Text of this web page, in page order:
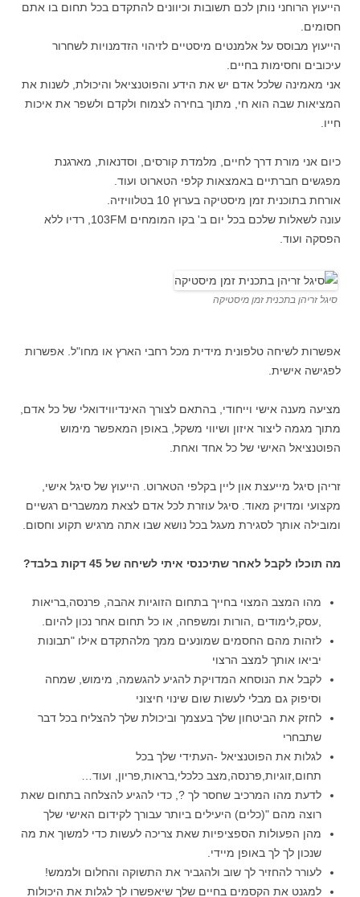
הייעוץ הרוחני נותן לכם תשובות וכיוונים להתקדם בכל תחום בו אתם
חסומים.
הייעוץ מבוסס על אלמנטים מיסטיים לזיהוי הזדמנויות לשחרור
עיכובים וחסימות בחיים.
אני מאמינה שלכל אדם יש את הידע והפוטנציאל והיכולת, לשנות את
המציאות שבה הוא חי, מתוך בחירה לצמוח ולקדם ולשפר את איכות
חייו.
כיום אני מורת דרך לחיים, מלמדת קורסים, וסדנאות, מארגנת
מפגשים חברתיים באמצאות קלפי הטארוט ועוד.
אורחת בתוכנית זמן מיסטיקה בערוץ 10 בטלוויזיה.
עונה לשאלות שלכם בכל יום ב' בקו המומחים 103FM, רדיו ללא
הפסקה ועוד.
סיגל זריהן בתכנית זמן מיסטיקה
אפשרות לשיחה טלפונית מידית מכל רחבי הארץ או מחו"ל. אפשרות
לפגישה אישית.
מציעה מענה אישי וייחודי, בהתאם לצורך האינדיווידואלי של כל אדם,
מתוך מגמה ליצור איזון ושיווי משקל, באופן המאפשר מימוש
הפוטנציאל האישי של כל אחד ואחת.
זריהן סיגל מייעצת און ליין בקלפי הטארוט. הייעוץ של סיגל אישי,
מקצועי ומדויק מאוד. סיגל עוזרת לכל אדם לצאת ממשברים רגשיים
ומובילה אותך לסגירת מעגל בכל נושא שבו אתה מרגיש תקוע וחסום.
מה תוכלו לקבל לאחר שתיכנסי איתי לשיחה של 45 דקות בלבד?
מהו המצב המצוי בחייך בתחום הזוגיות אהבה, פרנסה,בריאות
,עסק,לימודים ,הורות ומשפחה, או כל תחום אחר נכון להיום.
לזהות מהם החסמים שמונעים ממך מלהתקדם אילו "תבונות
יביאו אותך למצב הרצוי
לקבל את הנוסחא המדויקת להגיע להגשמה, מימוש, שמחה
וסיפוק גם מבלי לעשות שום שינוי חיצוני
לחזק את הביטחון שלך בעצמך וביכולת שלך להצליח בכל דבר
שתבחרי
לגלות את הפוטנציאל -העתידי שלך בכל
תחום,זוגיות,פרנסה,מצב כלכלי,בראות,פריון, ועוד…
לדעת מהו המרכיב שחסר לך ?, כדי להגיע להצלחה בתחום שאת
רוצה מהם "(כלים) היעילים ביותר עבורך לקידום האישי שלך
מהן הפעולות הספציפיות שאת צריכה לעשות כדי למשוך את מה
שנכון לך לך באופן מיידי.
לעורר להחזיר לך שוב ולהגביר את התשוקה והחלום ולממש!
למגנט את הקסמים בחיים שלך שיאפשרו לך לגלות את היכולות